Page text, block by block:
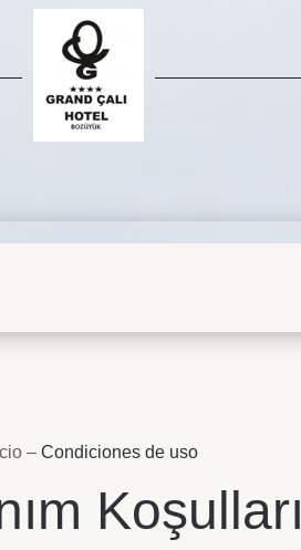
– Condiciones de uso
Koşulları